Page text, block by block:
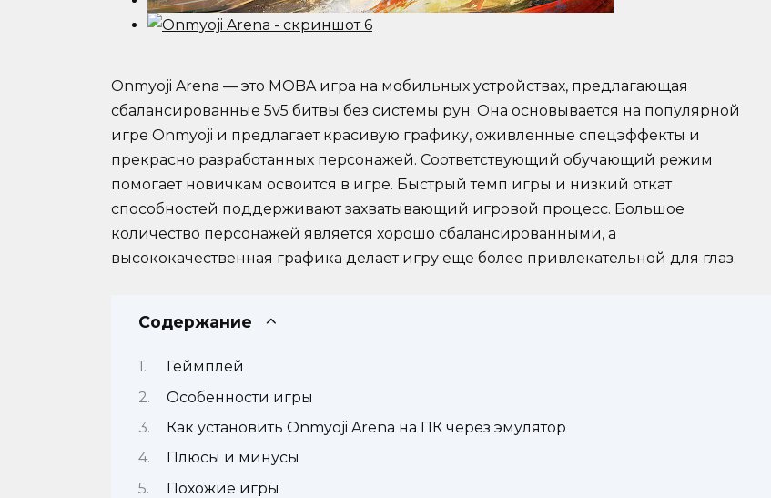
Onmyoji Arena — это MOBA игра на мобильных устройствах, предлагающая
сбалансированные 5v5 битвы без системы рун. Она основывается на популярной
игре Onmyoji и предлагает красивую графику, оживленные спецэффекты и
прекрасно разработанных персонажей. Соответствующий обучающий режим
помогает новичкам освоится в игре. Быстрый темп игры и низкий откат
способностей поддерживают захватывающий игровой процесс. Большое
количество персонажей является хорошо сбалансированными, а
высококачественная графика делает игру еще более привлекательной для глаз.
Содержание
Геймплей
Особенности игры
Как установить Onmyoji Arena на ПК через эмулятор
Плюсы и минусы
Похожие игры